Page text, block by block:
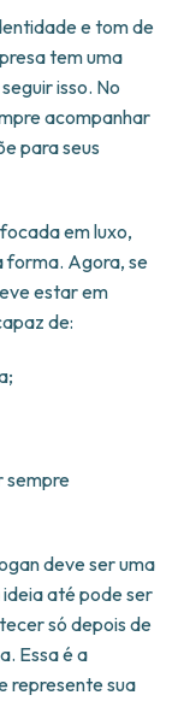
e tom de
tem uma
isso. No
acompanhar
para seus
em luxo,
forma. Agora, se
estar em
de:
sempre
deve ser uma
até pode ser
só depois de
Essa é a
represente sua